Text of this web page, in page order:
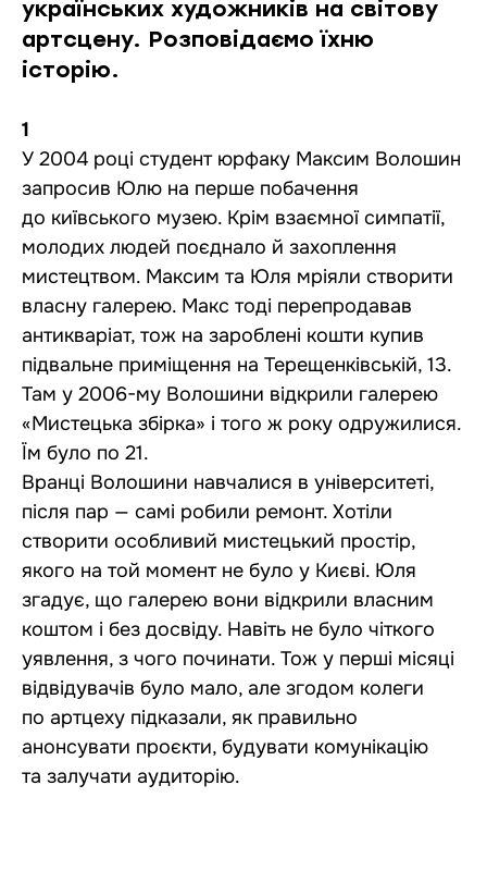
українських художників на світову
артсцену. Розповідаємо їхню
історію.
1
У 2004 році студент юрфаку Максим Волошин
запросив Юлю на перше побачення
до київського музею. Крім взаємної симпатії,
молодих людей поєднало й захоплення
мистецтвом. Максим та Юля мріяли створити
власну галерею. Макс тоді перепродавав
антикваріат, тож на зароблені кошти купив
підвальне приміщення на Терещенківській, 13.
Там у 2006-му Волошини відкрили галерею
«Мистецька збірка» і того ж року одружилися.
Їм було по 21.
Вранці Волошини навчалися в університеті,
після пар — самі робили ремонт. Хотіли
створити особливий мистецький простір,
якого на той момент не було у Києві. Юля
згадує, що галерею вони відкрили власним
коштом і без досвіду. Навіть не було чіткого
уявлення, з чого починати. Тож у перші місяці
відвідувачів було мало, але згодом колеги
по артцеху підказали, як правильно
анонсувати проєкти, будувати комунікацію
та залучати аудиторію.